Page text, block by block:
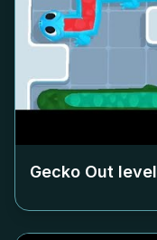
Gecko Out level